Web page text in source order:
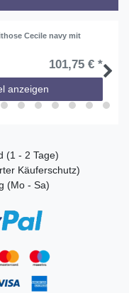
Cecile navy mit
101,75 € *
anzeigen
(1 - 2 Tage)
Käuferschutz)
(Mo - Sa)